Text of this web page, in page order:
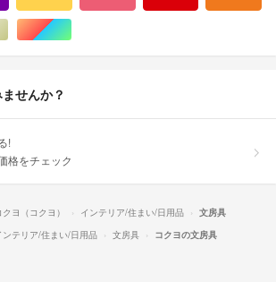
色系
ゴールド/金色系マルチカラー
せんか？
!
格をチェック
クヨ（コクヨ） インテリア/住まい/日用品
文房具
ンテリア/住まい/日用品 文房具 コクヨの文房具